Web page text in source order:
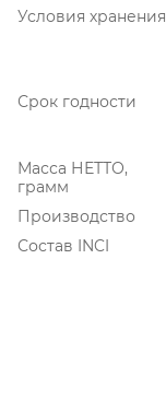
Условия хранения
Срок годности
Масса НЕТТО,
грамм
Производство
Состав INCI